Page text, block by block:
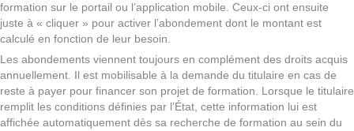
formation sur le portail ou l’application mobile. Ceux-ci ont ensuite
juste à « cliquer » pour activer l’abondement dont le montant est
calculé en fonction de leur besoin.
Les abondements viennent toujours en complément des droits acquis
annuellement. Il est mobilisable à la demande du titulaire en cas de
reste à payer pour financer son projet de formation. Lorsque le titulaire
remplit les conditions définies par l’État, cette information lui est
affichée automatiquement dès sa recherche de formation au sein du